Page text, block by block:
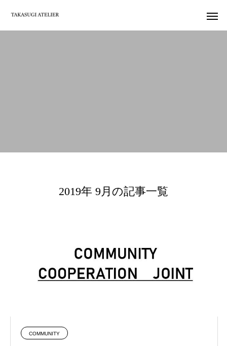
2019年 9月の記事一覧
COMMUNITY